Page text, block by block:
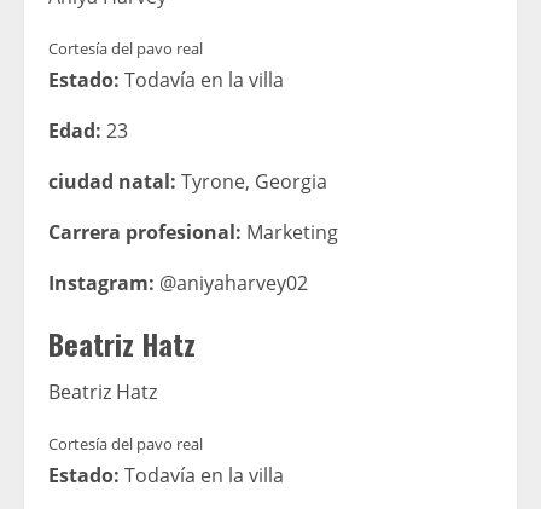
Cortesía del pavo real
Estado: Todavía en la villa
Edad: 23
ciudad natal: Tyrone, Georgia
Carrera profesional: Marketing
Instagram: @aniyaharvey02
Beatriz Hatz
Beatriz Hatz
Cortesía del pavo real
Estado: Todavía en la villa